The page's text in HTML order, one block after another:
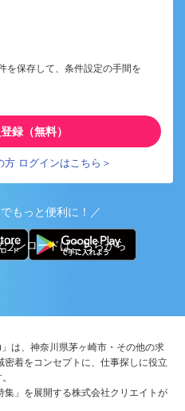
を保存して、条件設定の手間を
録（無料）
方 ログインはこちら＞
もっと便利に！／
ウンロードはこちらから
は、神奈川県茅ヶ崎市・その他の求
着をコンセプトに、仕事探しに役立
」を展開する株式会社クリエイトが